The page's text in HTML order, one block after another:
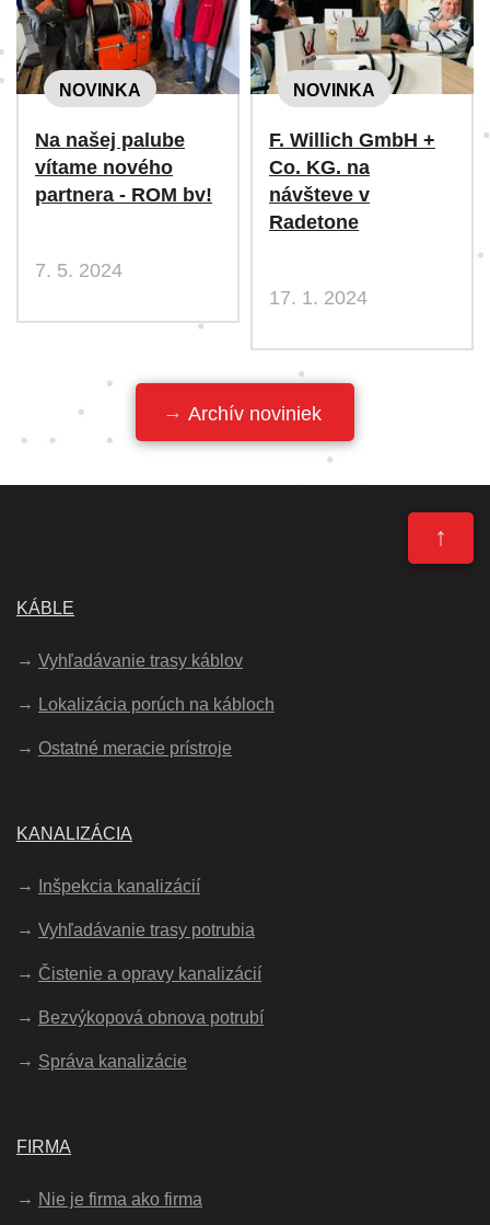
NOVINKA
Na našej palube
vítame nového
partnera - ROM bv!
7. 5. 2024
NOVINKA
F. Willich GmbH +
Co. KG. na
návšteve v
Radetone
17. 1. 2024
Archív noviniek
↑
KÁBLE
Vyhľadávanie trasy káblov
Lokalizácia porúch na kábloch
Ostatné meracie prístroje
KANALIZÁCIA
Inšpekcia kanalizácií
Vyhľadávanie trasy potrubia
Čistenie a opravy kanalizácií
Bezvýkopová obnova potrubí
Správa kanalizácie
FIRMA
Nie je firma ako firma